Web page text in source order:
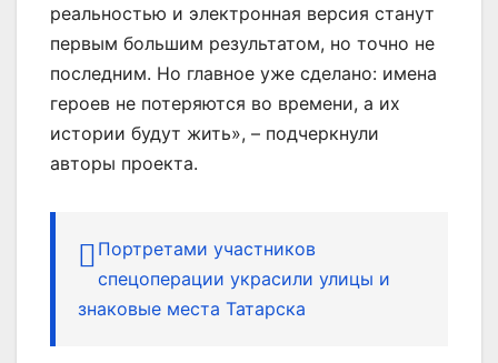
реальностью и электронная версия станут
первым большим результатом, но точно не
последним. Но главное уже сделано: имена
героев не потеряются во времени, а их
истории будут жить», – подчеркнули
авторы проекта.
Портретами участников
спецоперации украсили улицы и
знаковые места Татарска